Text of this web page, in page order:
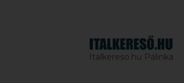
Italkereso.hu Pálinka